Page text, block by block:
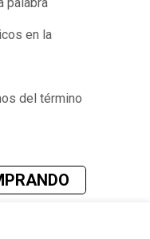
en la
del término